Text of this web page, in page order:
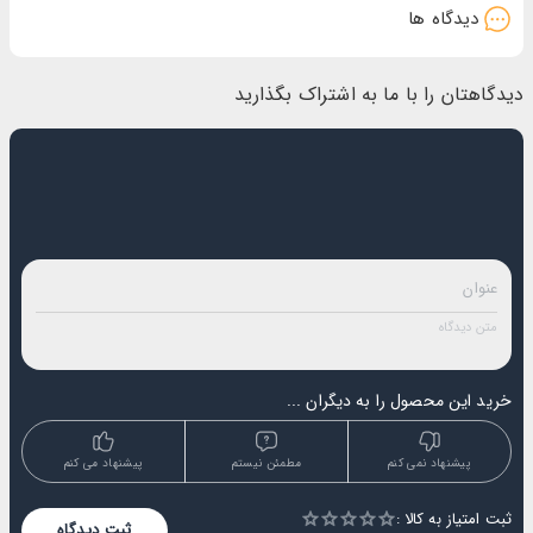
دیدگاه ها
دیدگاهتان را با ما به اشتراک بگذارید
خرید این محصول را به دیگران ...
پیشنهاد می کنم مطمئن نیستم پیشنهاد نمی کنم
ثبت امتیاز به کالا :
Empty